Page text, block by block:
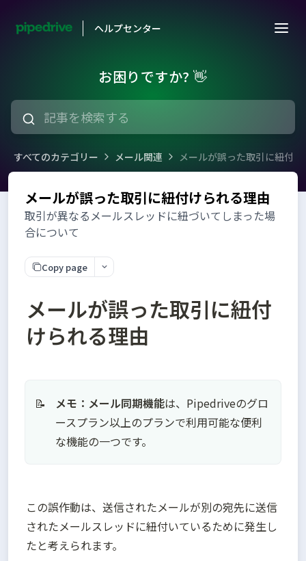
ヘルプセンター
お困りですか? 👋
すべてのカテゴリー メール関連 メールが誤った取引に紐付
メールが誤った取引に紐付けられる理由
取引が異なるメールスレッドに紐づいてしまった場
合について
Copy page
メールが誤った取引に紐付
けられる理由
📝 メモ：メール同期機能は、Pipedriveのグロ
ースプラン以上のプランで利用可能な便利
な機能の一つです。
この誤作動は、送信されたメールが別の宛先に送信
されたメールスレッドに紐付いているために発生し
たと考えられます。